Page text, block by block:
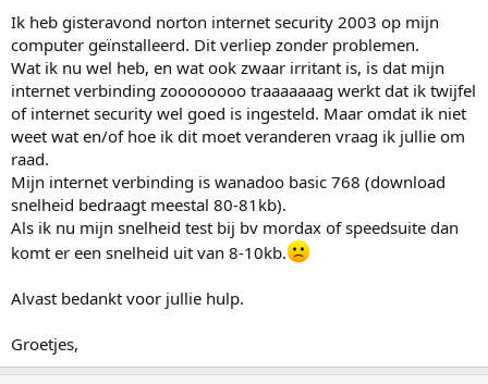
t
e
r
Ik heb gisteravond norton internet security 2003 op mijn
computer geïnstalleerd. Dit verliep zonder problemen.
Wat ik nu wel heb, en wat ook zwaar irritant is, is dat mijn
internet verbinding zoooooooo traaaaaaag werkt dat ik twijfel
of internet security wel goed is ingesteld. Maar omdat ik niet
weet wat en/of hoe ik dit moet veranderen vraag ik jullie om
raad.
Mijn internet verbinding is wanadoo basic 768 (download
snelheid bedraagt meestal 80-81kb).
Als ik nu mijn snelheid test bij bv mordax of speedsuite dan
komt er een snelheid uit van 8-10kb.
Alvast bedankt voor jullie hulp.
Groetjes,